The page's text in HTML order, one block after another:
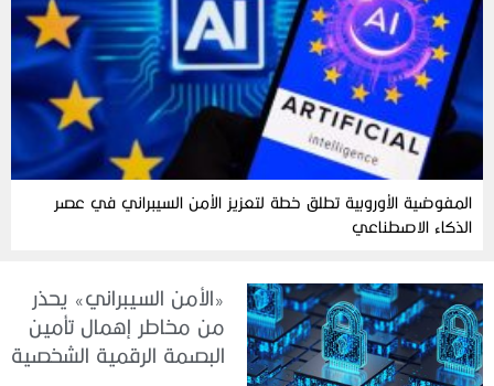
المفوضية الأوروبية تطلق خطة لتعزيز الأمن السيبراني في عصر
الذكاء الاصطناعي
«الأمن السيبراني» يحذر
من مخاطر إهمال تأمين
البصمة الرقمية الشخصية